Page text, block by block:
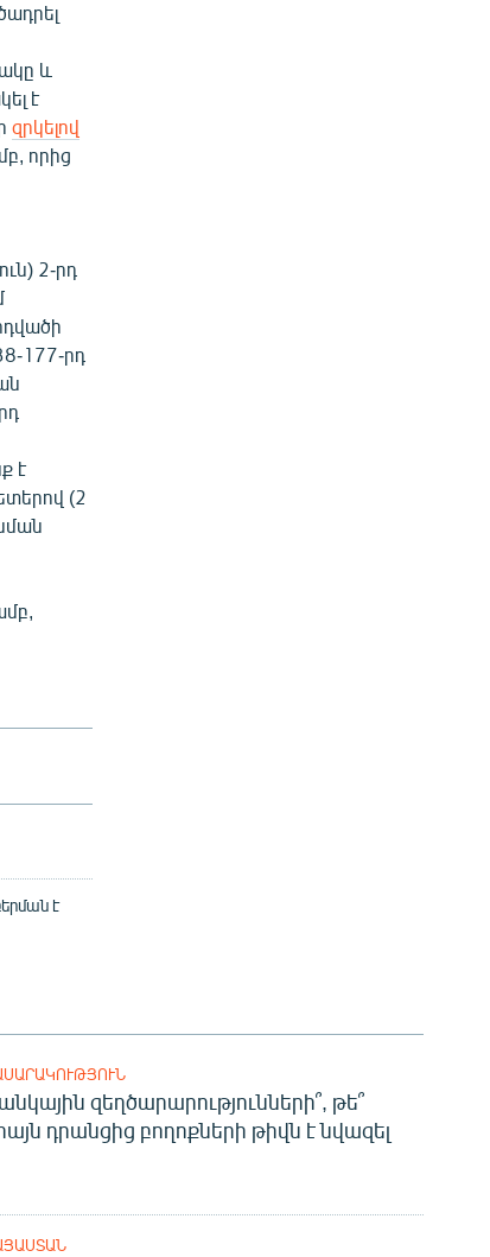
և
է
զրկելով
որից
2-րդ
177-րդ
է
(2
է
զեղծարարությունների՞, թե՞
դրանցից բողոքների թիվն է նվազել